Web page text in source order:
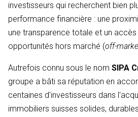
investisseurs qui recherchent bien
performance financière : une
une transparence totale et un
opportunités hors marché (off-
Autrefois connu sous le nom SIPA
groupe a bâti sa réputation en
centaines d'investisseurs dans
immobiliers suisses solides,